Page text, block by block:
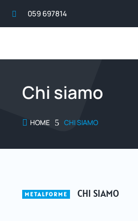
 059 697814
Chi siamo
 HOME 5 CHI SIAMO
METALFORME CHI SIAMO